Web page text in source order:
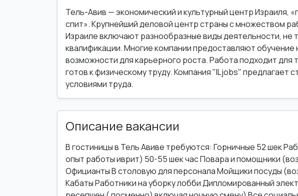
Тель-Авив — экономический и культурный центр Израиля,
спит». Крупнейший деловой центр страны с множеством
Израиле включают разнообразные виды деятельности,
квалификации. Многие компании предоставляют обучение
возможности для карьерного роста. Работа подходит для
готов к физическому труду. Компания "ILjobs" предлагает
условиями труда.
Описание вакансии
В гостиницы в Тель Авиве требуются: Горничные 52 шек
опыт работы иврит) 50-55 шек час Повара и помощники
Официанты В столовую для персонала Мойщики посуды
Кабаты Работники на уборку лобби Дипломированный